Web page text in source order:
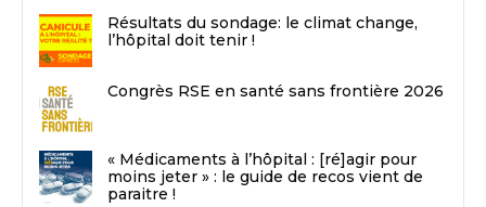
Résultats du sondage: le climat change,
l’hôpital doit tenir !
Congrès RSE en santé sans frontière 2026
« Médicaments à l’hôpital : [ré]agir pour
moins jeter » : le guide de recos vient de
paraitre !